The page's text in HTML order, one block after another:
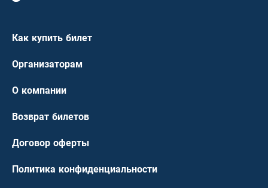
Как купить билет
Организаторам
О компании
Возврат билетов
Договор оферты
Политика конфиденциальности